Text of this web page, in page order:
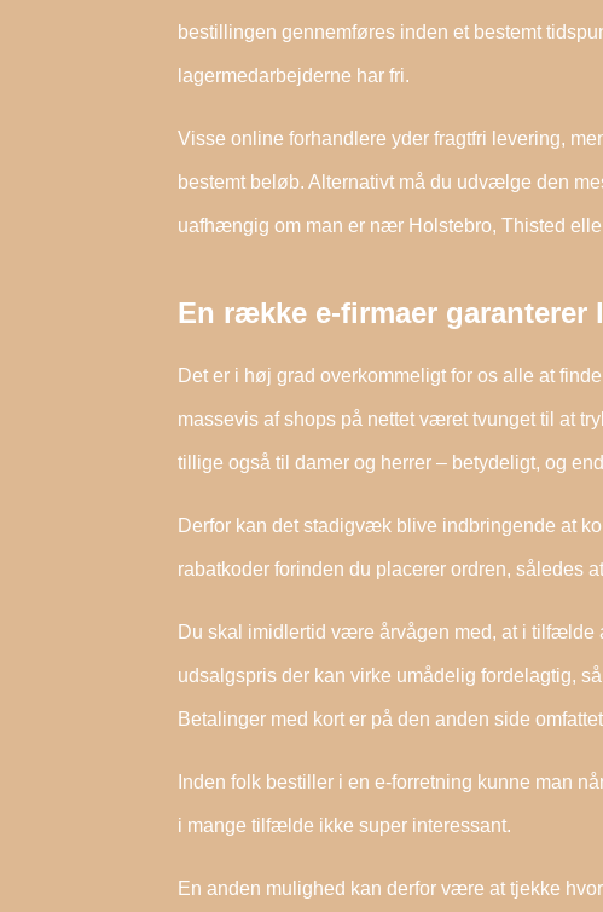
bestillingen gennemføres inden et bestemt
lagermedarbejderne har fri.
Visse online forhandlere yder fragtfri levering,
bestemt beløb. Alternativt må du udvælge den
uafhængig om man er nær Holstebro, Thisted
En række e-firmaer garanterer
Det er i høj grad overkommeligt for os alle at
massevis af shops på nettet været tvunget til at
tillige også til damer og herrer – betydeligt, og
Derfor kan det stadigvæk blive indbringende at
rabatkoder forinden du placerer ordren, således
Du skal imidlertid være årvågen med, at i tilfælde
udsalgspris der kan virke umådelig fordelagtig,
Betalinger med kort er på den anden side
Inden folk bestiller i en e-forretning kunne man
i mange tilfælde ikke super interessant.
En anden mulighed kan derfor være at tjekke